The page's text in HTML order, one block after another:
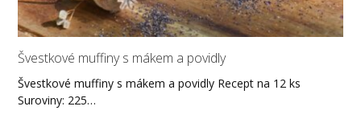
Švestkové muffiny s mákem a povidly
Švestkové muffiny s mákem a povidly Recept na 12 ks
Suroviny: 225…